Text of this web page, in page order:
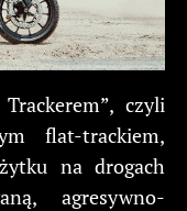
czyli
flat-trackiem,
na drogach
agresywno-